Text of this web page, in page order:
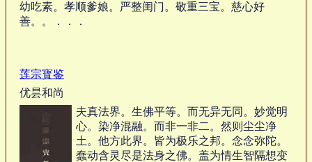
幼吃素。孝顺爹娘。严整闺门。敬重三宝。慈心好
善。。．．．
莲宗寳鉴
优昙和尚
夫真法界。生佛平等。而无异无同。妙觉明
心。染净混融。而非一非二。然则尘尘净
土。他方此界。皆为极乐之邦。念念弥陀。
蠢动含灵尽是法身之佛。盖为情生智隔想变